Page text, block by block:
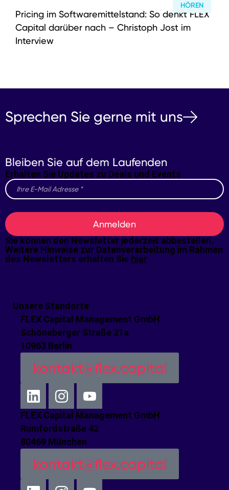
HÖREN
Pricing im Softwaremittelstand: So denkt FLEX
Capital darüber nach – Christoph Jost im
Interview
Sprechen Sie gerne mit uns
Bleiben Sie auf dem Laufenden
Erhalten Sie Updates zu Deals und Events
Anmelden
Sie können den Newsletter jederzeit abbestellen.
Weitere Hinweise zur Datenverarbeitung im Rahmen
des Newsletters erhalten Sie hier
Unsere Standorte
FLEX Capital Management GmbH
Schöneberger Straße 21a
10963 Berlin
kontakt@flex.capital
FLEX Capital Management GmbH
Rumfordstraße 42
80469 München
kontakt@flex.capital